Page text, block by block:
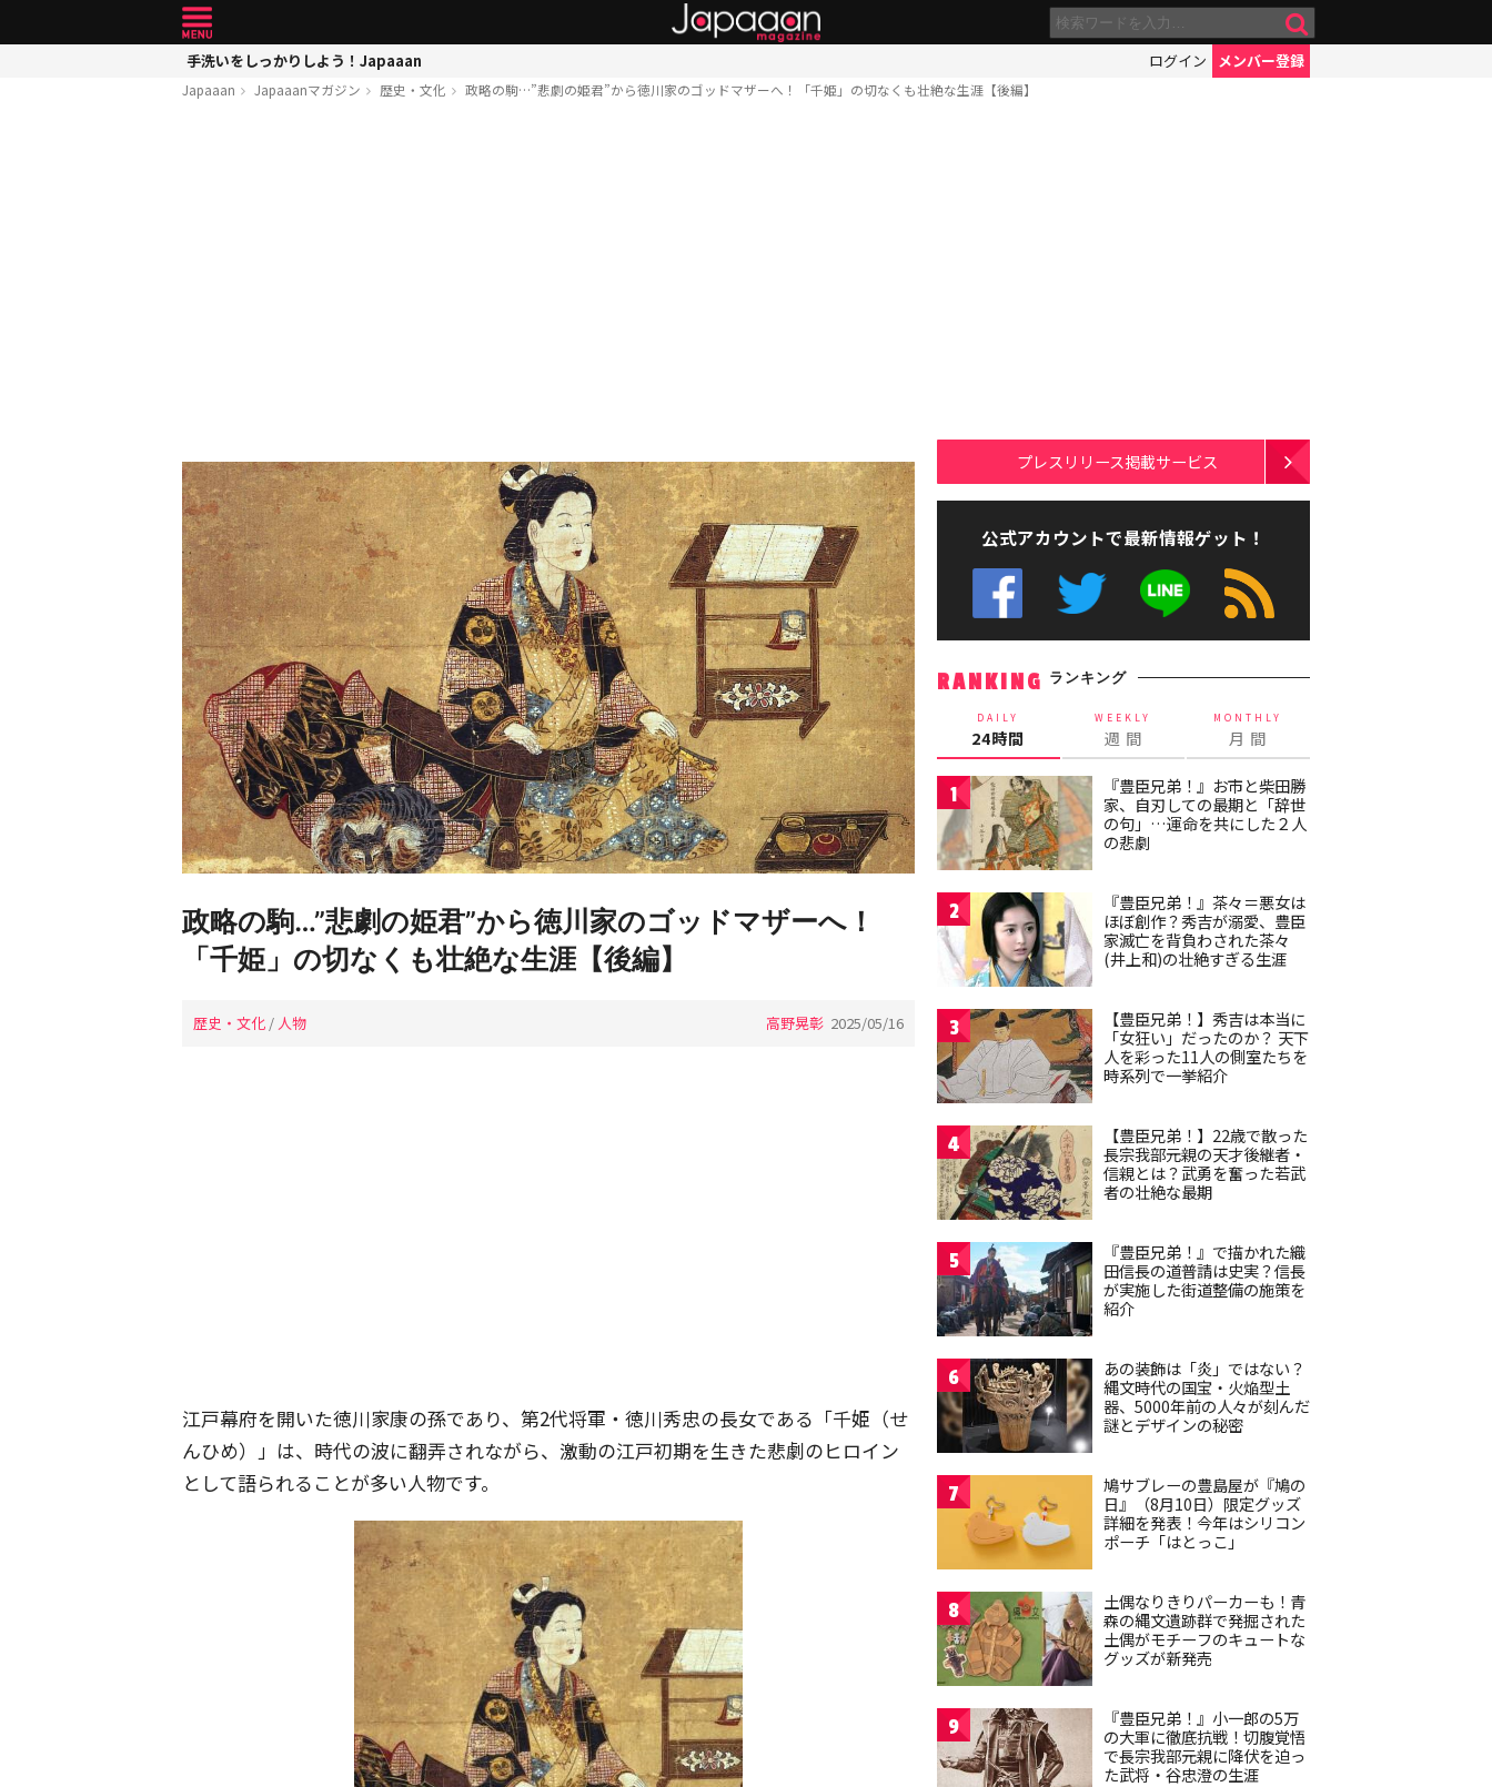
手洗いをしっかりしよう！Japaaan ログイン メンバー登録
Japaaan Japaaanマガジン 歴史・文化 政略の駒…”悲劇の姫君”から徳川家のゴッドマザーへ！「千姫」の切なくも壮絶な生涯【後編】
政略の駒…”悲劇の姫君”から徳川家のゴッドマザーへ！
「千姫」の切なくも壮絶な生涯【後編】
歴史・文化 / 人物 高野晃彰 2025/05/16
江戸幕府を開いた徳川家康の孫であり、第2代将軍・徳川秀忠の長女である「千姫（せ
んひめ）」は、時代の波に翻弄されながら、激動の江戸初期を生きた悲劇のヒロイン
として語られることが多い人物です。
プレスリリース掲載サービス
公式アカウントで最新情報ゲット！
RANKING ランキング
DAILY
24時間
WEEKLY
週 間
MONTHLY
月 間
1
『豊臣兄弟！』お市と柴田勝
家、自刃しての最期と「辞世
の句」…運命を共にした２人
の悲劇
2
『豊臣兄弟！』茶々＝悪女は
ほぼ創作？秀吉が溺愛、豊臣
家滅亡を背負わされた茶々
(井上和)の壮絶すぎる生涯
3
【豊臣兄弟！】秀吉は本当に
「女狂い」だったのか？ 天下
人を彩った11人の側室たちを
時系列で一挙紹介
4
【豊臣兄弟！】22歳で散った
長宗我部元親の天才後継者・
信親とは？武勇を奮った若武
者の壮絶な最期
5
『豊臣兄弟！』で描かれた織
田信長の道普請は史実？信長
が実施した街道整備の施策を
紹介
6
あの装飾は「炎」ではない？
縄文時代の国宝・火焔型土
器、5000年前の人々が刻んだ
謎とデザインの秘密
7
鳩サブレーの豊島屋が『鳩の
日』（8月10日）限定グッズ
詳細を発表！今年はシリコン
ポーチ「はとっこ」
8
土偶なりきりパーカーも！青
森の縄文遺跡群で発掘された
土偶がモチーフのキュートな
グッズが新発売
9
『豊臣兄弟！』小一郎の5万
の大軍に徹底抗戦！切腹覚悟
で長宗我部元親に降伏を迫っ
た武将・谷忠澄の生涯